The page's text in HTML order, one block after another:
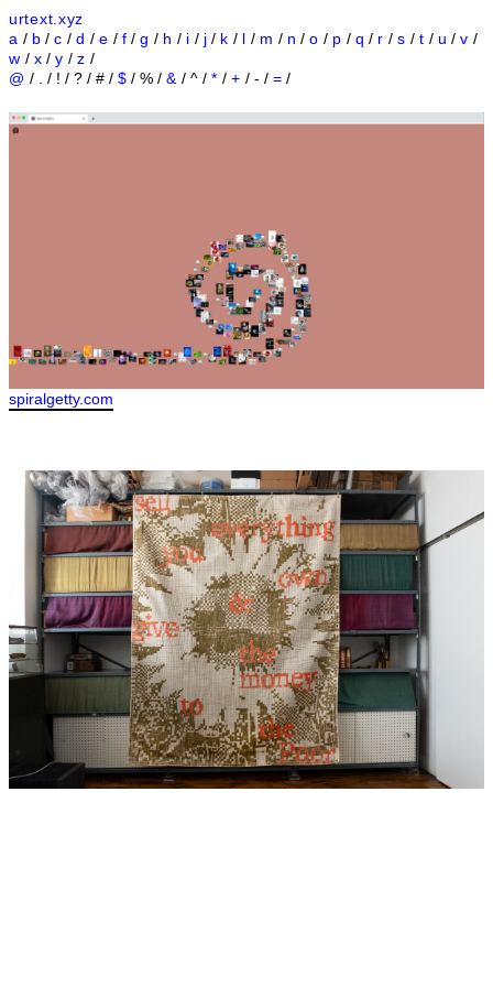
urtext.xyz
a / b /c /d / e / f /g / h / i / j / k / l / m / n /o / p / q / r /s / t / u /v /
w / x /y /z /
@ / . / ! / ? / # / $ / % /& / ^ /* / + / - / = /
spiralgetty.com